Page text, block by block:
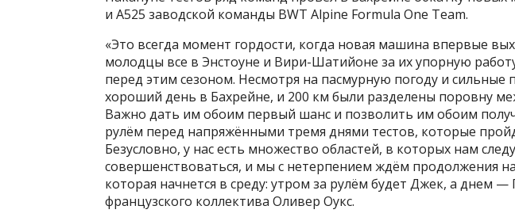
и A525 заводской команды BWT Alpine Formula One Team.
«Это всегда момент гордости, когда новая машина впервые
молодцы все в Энстоуне и Вири-Шатийоне за их упорную
перед этим сезоном. Несмотря на пасмурную погоду и сильные
хороший день в Бахрейне, и 200 км были разделены поровну
Важно дать им обоим первый шанс и позволить им обоим
рулём перед напряжёнными тремя днями тестов, которые
Безусловно, у нас есть множество областей, в которых нам
совершенствоваться, и мы с нетерпением ждём продолжения
которая начнется в среду: утром за рулём будет Джек, а днем
французского коллектива Оливер Оукс.